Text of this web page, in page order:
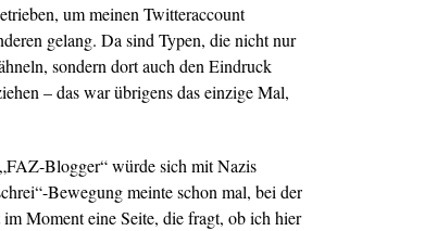
um meinen Twitteraccount
gelang. Da sind Typen, die nicht nur
sondern dort auch den Eindruck
– das war übrigens das einzige Mal,
Blogger“ würde sich mit Nazis
Bewegung meinte schon mal, bei der
Moment eine Seite, die fragt, ob ich hier